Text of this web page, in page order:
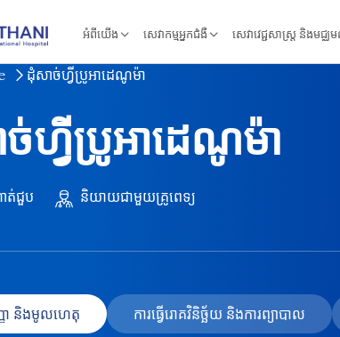
អំពីយើង សេវាកម្មអ្នកជំងឺ សេវាវេជ្ជសាស្ត្រ និងម
ដុំសាច់ហ្វីប្រូអាដេណូម៉ា
ហ្វីប្រូអាដេណូម៉ា
ាត់ជួប និយាយជាមួយគ្រូពេទ្យ
ា និងមូលហេតុ ការធ្វើរោគវិនិច្ឆ័យ និងការព្យាបាល